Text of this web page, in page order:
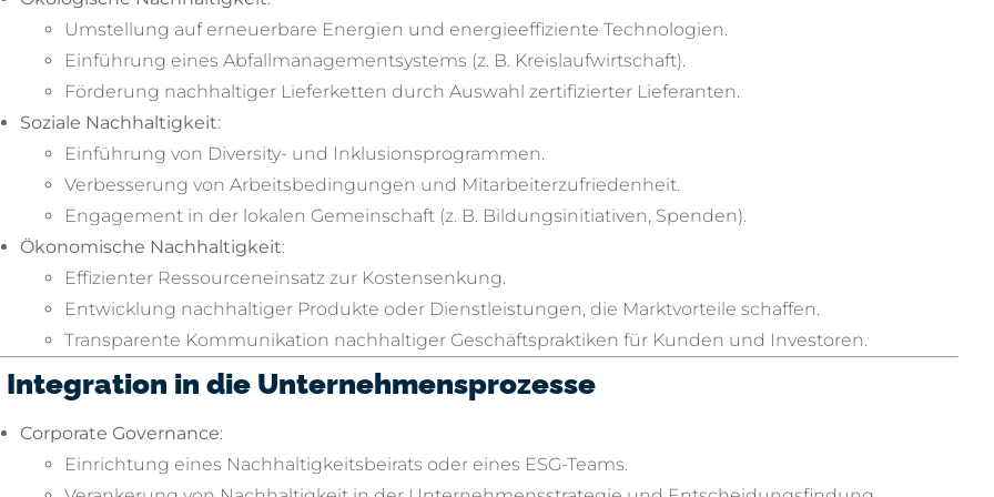
Umstellung auf erneuerbare Energien und energieeffiziente Technologien.
Einführung eines Abfallmanagementsystems (z. B. Kreislaufwirtschaft).
Förderung nachhaltiger Lieferketten durch Auswahl zertifizierter Lieferanten.
Soziale Nachhaltigkeit:
Einführung von Diversity- und Inklusionsprogrammen.
Verbesserung von Arbeitsbedingungen und Mitarbeiterzufriedenheit.
Engagement in der lokalen Gemeinschaft (z. B. Bildungsinitiativen, Spenden).
Ökonomische Nachhaltigkeit:
Effizienter Ressourceneinsatz zur Kostensenkung.
Entwicklung nachhaltiger Produkte oder Dienstleistungen, die Marktvorteile schaffen.
Transparente Kommunikation nachhaltiger Geschäftspraktiken für Kunden und Investoren.
Integration in die Unternehmensprozesse
Corporate Governance:
Einrichtung eines Nachhaltigkeitsbeirats oder eines ESG-Teams.